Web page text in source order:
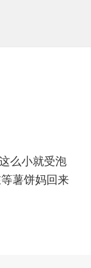
么小就受泡
薯饼妈回来